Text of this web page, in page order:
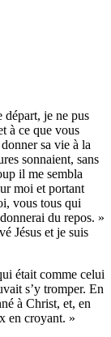
je ne pus
à ce que vous
sa vie à la
sonnaient, sans
il me sembla
moi et portant
vous tous qui
du repos. »
Jésus et je suis
était comme celui
s’y tromper. En
à Christ, et, en
en croyant. »